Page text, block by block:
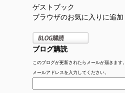
ゲストブック
ブラウザのお気に入りに追加
ブログ購読
このブログが更新されたらメールが届きます。
メールアドレスを入力してください。